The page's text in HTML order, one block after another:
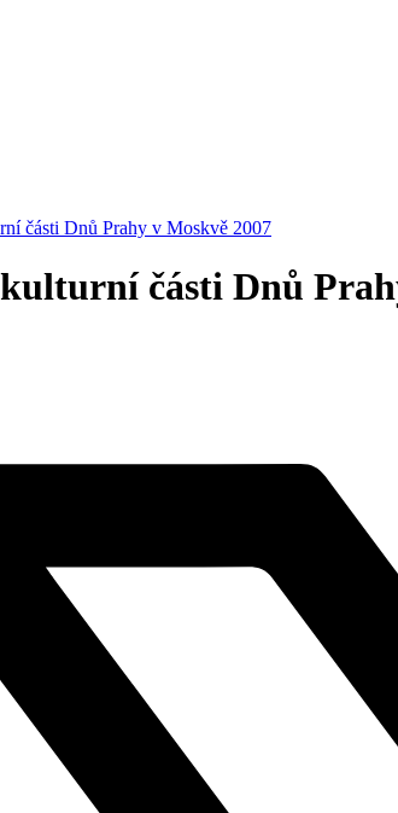
části Dnů Prahy v Moskvě 2007
části Dnů